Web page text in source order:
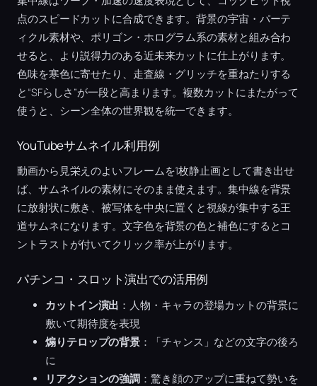
点のスピードカットに合成できます。背景の宇宙・パーテ
ィクル素材や、ポリゴン・ホログラム系の素材と組み合わ
せると、より説得力のある近未来カットに仕上がります。
色味を寒色に寄せたり、走査線・グリッチを重ねたりする
と“SFらしさ”が一段と高まります。複数カットにまたがって
使うと、シーン全体の世界観を統一できます。
YouTubeサムネイル利用例
動画から見栄えのよいフレームを1枚静止画として書き出せ
ば、サムネイルの素材にそのまま使えます。集中線を背景
に放射状に敷き、被写体を中央に置くと視線が集中する王
道サムネになります。文字色を背景の色と補色にするとコ
ントラストが付いてクリック率が上がります。
パチンコ・スロット演出での活用例
カットイン演出 ：人物・キャラの登場カットの背景に
敷いて期待度を表現
煽りテロップの背景 ：「チャンス」などの文字の後ろ
に
リアクションの強調 ：驚き顔のアップに重ねて勢いを